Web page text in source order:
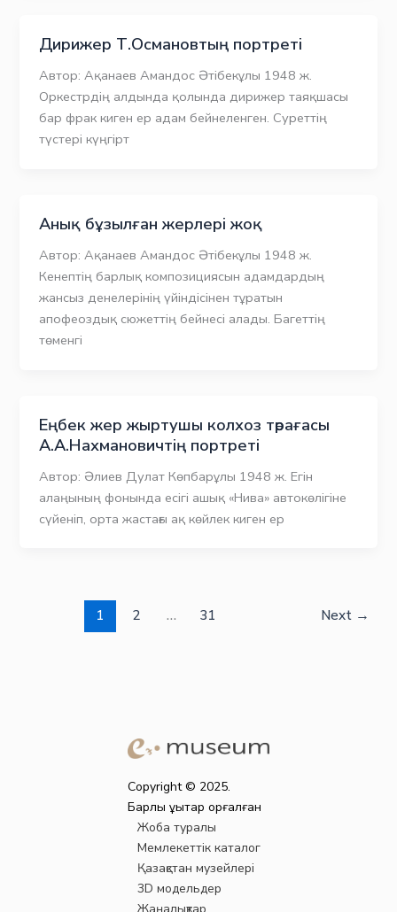
Дирижер Т.Османовтың портреті
Автор: Ақанаев Амандос Әтібекұлы 1948 ж.
Оркестрдің алдында қолында дирижер таяқшасы
бар фрак киген ер адам бейнеленген. Суреттің
түстері күңгірт
Анық бұзылған жерлері жоқ
Автор: Ақанаев Амандос Әтібекұлы 1948 ж.
Кенептің барлық композициясын адамдардың
жансыз денелерінің үйіндісінен тұратын
апофеоздық сюжеттің бейнесі алады. Багеттің
төменгі
Еңбек жер жыртушы колхоз төрағасы
А.А.Нахмановичтің портреті
Автор: Әлиев Дулат Көпбарұлы 1948 ж. Егін
алаңының фонында есігі ашық «Нива» автокөлігіне
сүйеніп, орта жастағы ақ көйлек киген ер
1 2 … 31 Next →
Copyright © 2025.
Барлық құқықтар қорғалған
Жоба туралы
Мемлекеттік каталог
Қазақстан музейлері
3D модельдер